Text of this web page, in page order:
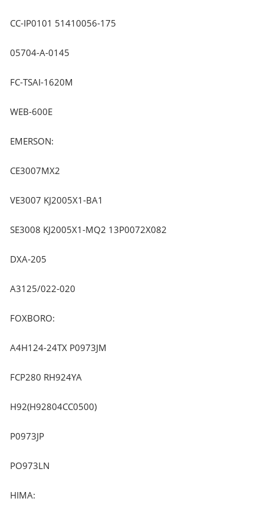
CC-IP0101 51410056-175
05704-A-0145
FC-TSAI-1620M
WEB-600E
EMERSON:
CE3007MX2
VE3007 KJ2005X1-BA1
SE3008 KJ2005X1-MQ2 13P0072X082
DXA-205
A3125/022-020
FOXBORO:
A4H124-24TX P0973JM
FCP280 RH924YA
H92(H92804CC0500)
P0973JP
PO973LN
HIMA: